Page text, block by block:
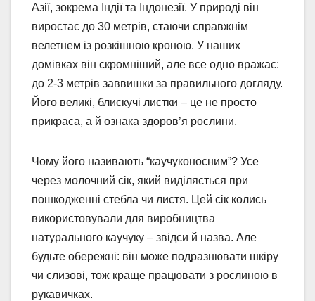
Азії, зокрема Індії та Індонезії. У природі він
виростає до 30 метрів, стаючи справжнім
велетнем із розкішною кроною. У наших
домівках він скромніший, але все одно вражає:
до 2-3 метрів заввишки за правильного догляду.
Його великі, блискучі листки – це не просто
прикраса, а й ознака здоров’я рослини.
Чому його називають “каучуконосним”? Усе
через молочний сік, який виділяється при
пошкодженні стебла чи листя. Цей сік колись
використовували для виробництва
натурального каучуку – звідси й назва. Але
будьте обережні: він може подразнювати шкіру
чи слизові, тож краще працювати з рослиною в
рукавичках.